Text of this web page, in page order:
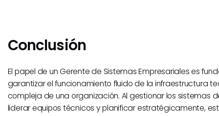
Conclusión
El papel de un Gerente de Sistemas Empresariales es
garantizar el funcionamiento fluido de la infraestructura
compleja de una organización. Al gestionar los sistemas
liderar equipos técnicos y planificar estratégicamente,